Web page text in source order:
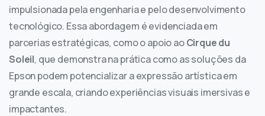
impulsionada pela engenharia e pelo desenvolvimento
tecnológico. Essa abordagem é evidenciada em
parcerias estratégicas, como o apoio aoCirque du
Soleil, que demonstra na prática como as soluções da
Epson podem potencializar a expressão artística em
grande escala, criando experiências visuais imersivas e
impactantes.